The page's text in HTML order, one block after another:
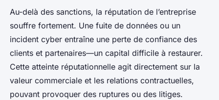
Au-delà des sanctions, la réputation de l’entreprise
souffre fortement. Une fuite de données ou un
incident cyber entraîne une perte de confiance des
clients et partenaires—un capital difficile à restaurer.
Cette atteinte réputationnelle agit directement sur la
valeur commerciale et les relations contractuelles,
pouvant provoquer des ruptures ou des litiges.